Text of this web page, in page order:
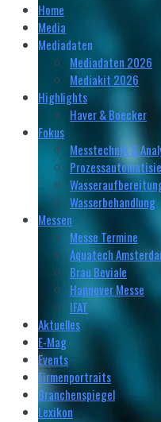
Home
Media
Mediadaten
Mediadaten 2026
Mediakit 2026
Highlights
Haver & Boecker
Fokus
Messtechnik &
Wasserbehandlung
Messen
Messe Termine
Aquatech
Brau Beviale
Hannover Messe
IFAT
Aktuelles
E‑Mag
Events
Firmenportraits
Branchenspiegel
Lexikon